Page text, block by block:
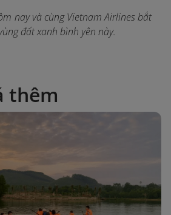
nay và cùng Vietnam Airlines bắt
đất xanh bình yên này.
thêm